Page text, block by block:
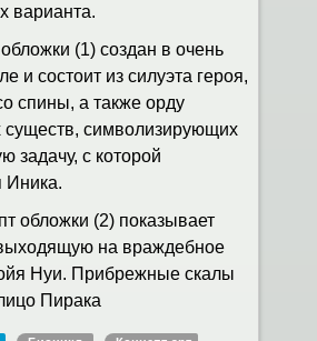
варианта.
(1) создан в очень
и состоит из силуэта героя,
спины, а также орду
существ, символизирующих
задачу, с которой
Иника.
обложки (2) показывает
на враждебное
Нуи. Прибрежные скалы
Пирака